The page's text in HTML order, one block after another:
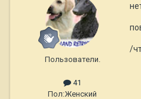
Пользователи.
41
Пол:Женский
/